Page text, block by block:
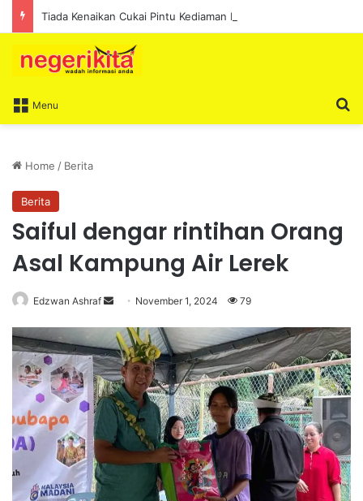
Menu
Home / Berita
Berita
Saiful dengar rintihan Orang
Asal Kampung Air Lerek
Edzwan Ashraf
n
d
a
n
e
m
November 1, 2024 79